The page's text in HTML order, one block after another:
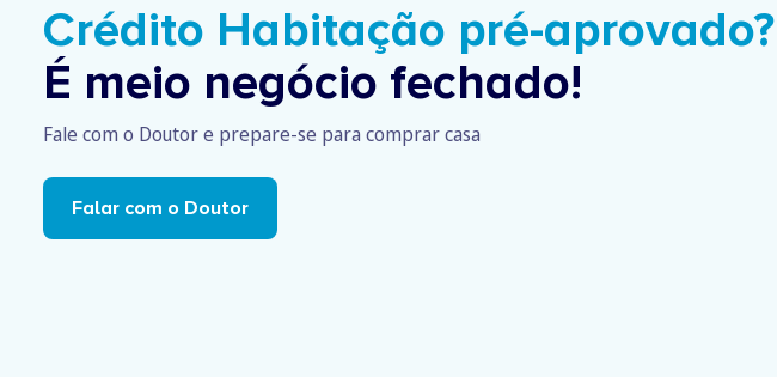
Crédito Habitação pré-aprovado?
É meio negócio fechado!
Fale com o Doutor e prepare-se para comprar casa
Falar com o Doutor